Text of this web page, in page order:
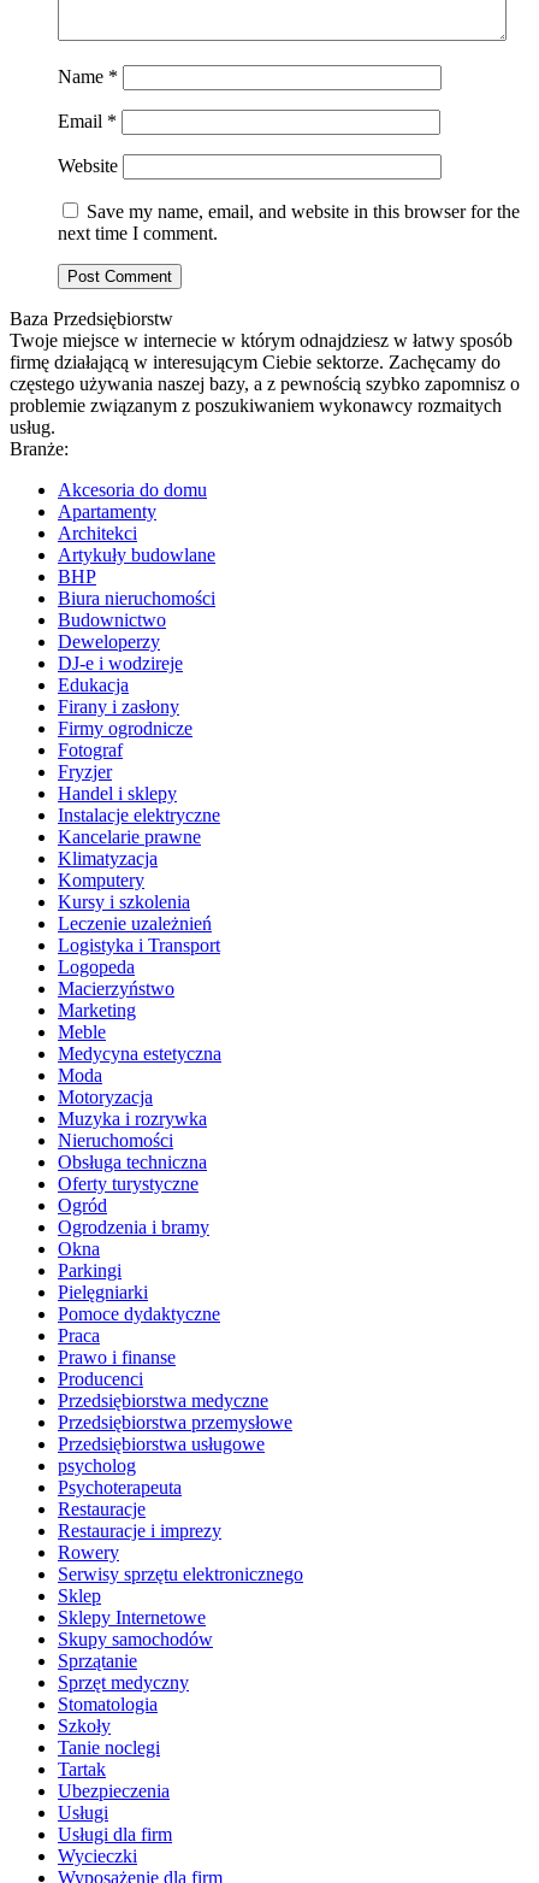
Name *
Email *
Website
Save my name, email, and website in this browser for the
next time I comment.
Baza Przedsiębiorstw
Twoje miejsce w internecie w którym odnajdziesz w łatwy sposób
firmę działającą w interesującym Ciebie sektorze. Zachęcamy do
częstego używania naszej bazy, a z pewnością szybko zapomnisz o
problemie związanym z poszukiwaniem wykonawcy rozmaitych
usług.
Branże:
Akcesoria do domu
Apartamenty
Architekci
Artykuły budowlane
BHP
Biura nieruchomości
Budownictwo
Deweloperzy
DJ-e i wodzireje
Edukacja
Firany i zasłony
Firmy ogrodnicze
Fotograf
Fryzjer
Handel i sklepy
Instalacje elektryczne
Kancelarie prawne
Klimatyzacja
Komputery
Kursy i szkolenia
Leczenie uzależnień
Logistyka i Transport
Logopeda
Macierzyństwo
Marketing
Meble
Medycyna estetyczna
Moda
Motoryzacja
Muzyka i rozrywka
Nieruchomości
Obsługa techniczna
Oferty turystyczne
Ogród
Ogrodzenia i bramy
Okna
Parkingi
Pielęgniarki
Pomoce dydaktyczne
Praca
Prawo i finanse
Producenci
Przedsiębiorstwa medyczne
Przedsiębiorstwa przemysłowe
Przedsiębiorstwa usługowe
psycholog
Psychoterapeuta
Restauracje
Restauracje i imprezy
Rowery
Serwisy sprzętu elektronicznego
Sklep
Sklepy Internetowe
Skupy samochodów
Sprzątanie
Sprzęt medyczny
Stomatologia
Szkoły
Tanie noclegi
Tartak
Ubezpieczenia
Usługi
Usługi dla firm
Wycieczki
Wyposażenie dla firm